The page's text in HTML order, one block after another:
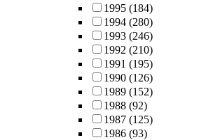
1995 (184)
1994 (280)
1993 (246)
1992 (210)
1991 (195)
1990 (126)
1989 (152)
1988 (92)
1987 (125)
1986 (93)